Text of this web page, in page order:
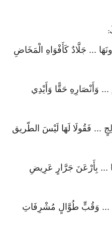
:
... جَلَّادٌ كَأَفْوَاهِ الْمَخَاضِ
وَأَنْصَارِهِ حَقًّا وَأَيْدِي
... فَقُولَا لَهَا لَيْسَ الطّريق
... بِأَرْعَنَ جَرَّارٍ عَرِيضِ
... وَقُبٍّ طُوَّالٍ مُشْرِفَاتِ